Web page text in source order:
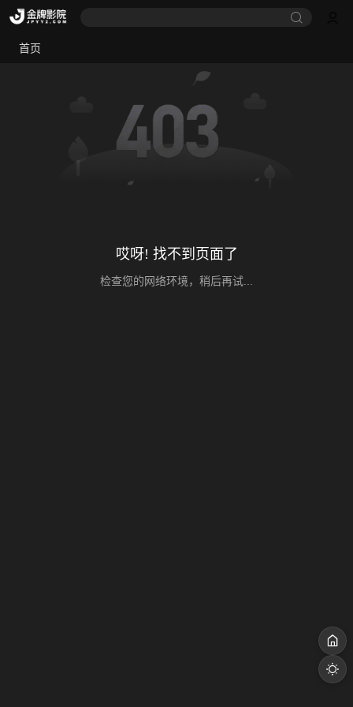
首页
哎呀! 找不到页面了
检查您的网络环境，稍后再试...